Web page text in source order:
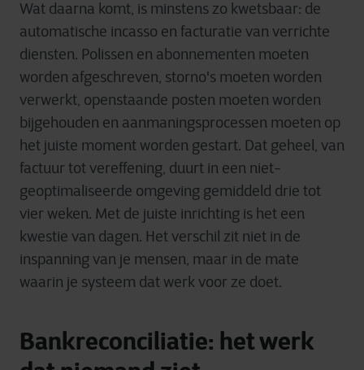
Wat daarna komt, is minstens zo kwetsbaar: de
automatische incasso en facturatie van verrichte
diensten. Polissen en abonnementen moeten
worden afgeschreven, storno's moeten worden
verwerkt, openstaande posten moeten worden
bijgehouden en aanmaningsprocessen moeten op
het juiste moment worden gestart. Dat geheel, van
factuur tot vereffening, duurt in een niet-
geoptimaliseerde omgeving gemiddeld drie tot
vier weken. Met de juiste inrichting is het een
kwestie van dagen. Het verschil zit niet in de
inspanning van je mensen, maar in de mate
waarin je systeem dat werk voor ze doet.
Bankreconciliatie: het werk